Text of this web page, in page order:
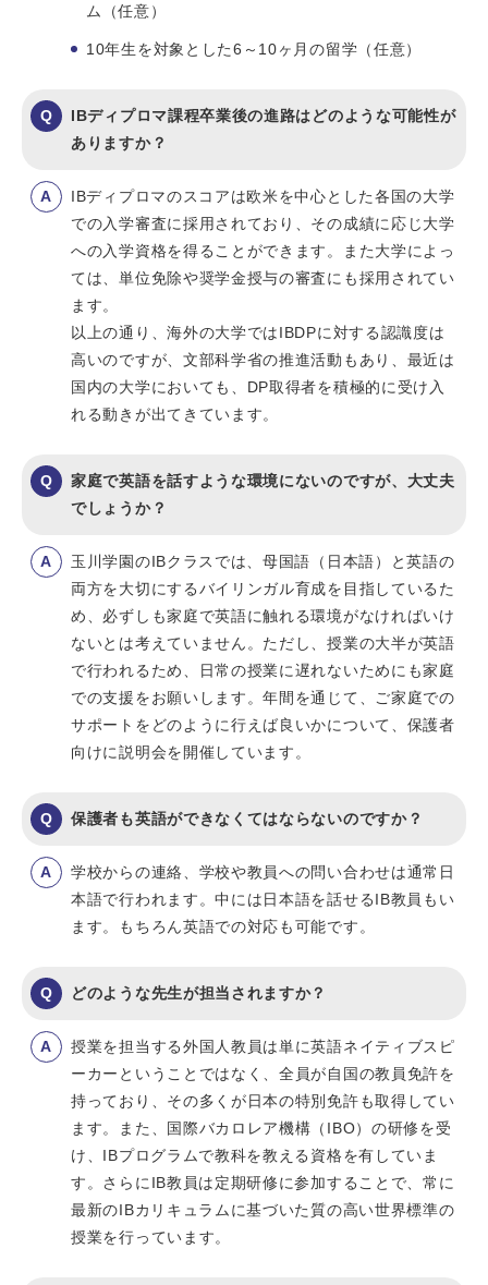
ム（任意）
10年生を対象とした6～10ヶ月の留学（任意）
IBディプロマ課程卒業後の進路はどのような可能性が
ありますか？
IBディプロマのスコアは欧米を中心とした各国の大学
での入学審査に採用されており、その成績に応じ大学
への入学資格を得ることができます。また大学によっ
ては、単位免除や奨学金授与の審査にも採用されてい
ます。
以上の通り、海外の大学ではIBDPに対する認識度は
高いのですが、文部科学省の推進活動もあり、最近は
国内の大学においても、DP取得者を積極的に受け入
れる動きが出てきています。
家庭で英語を話すような環境にないのですが、大丈夫
でしょうか？
玉川学園のIBクラスでは、母国語（日本語）と英語の
両方を大切にするバイリンガル育成を目指しているた
め、必ずしも家庭で英語に触れる環境がなければいけ
ないとは考えていません。ただし、授業の大半が英語
で行われるため、日常の授業に遅れないためにも家庭
での支援をお願いします。年間を通じて、ご家庭での
サポートをどのように行えば良いかについて、保護者
向けに説明会を開催しています。
保護者も英語ができなくてはならないのですか？
学校からの連絡、学校や教員への問い合わせは通常日
本語で行われます。中には日本語を話せるIB教員もい
ます。もちろん英語での対応も可能です。
どのような先生が担当されますか？
授業を担当する外国人教員は単に英語ネイティブスピ
ーカーということではなく、全員が自国の教員免許を
持っており、その多くが日本の特別免許も取得してい
ます。また、国際バカロレア機構（IBO）の研修を受
け、IBプログラムで教科を教える資格を有していま
す。さらにIB教員は定期研修に参加することで、常に
最新のIBカリキュラムに基づいた質の高い世界標準の
授業を行っています。